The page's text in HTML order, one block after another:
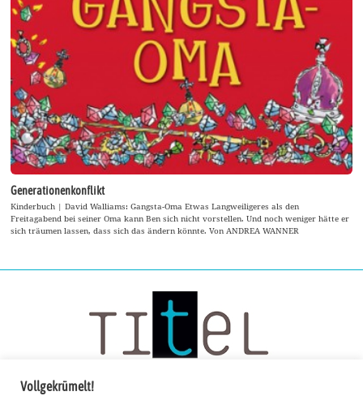
Generationenkonflikt
Kinderbuch | David Walliams: Gangsta-Oma Etwas Langweiligeres als den
Freitagabend bei seiner Oma kann Ben sich nicht vorstellen. Und noch weniger hätte er
sich träumen lassen, dass sich das ändern könnte. Von ANDREA WANNER
Vollgekrümelt!